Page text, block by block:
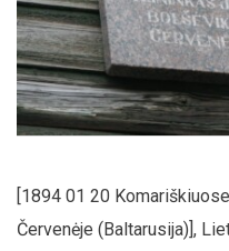
[1894 01 20
Červenėje (Baltarusija)],